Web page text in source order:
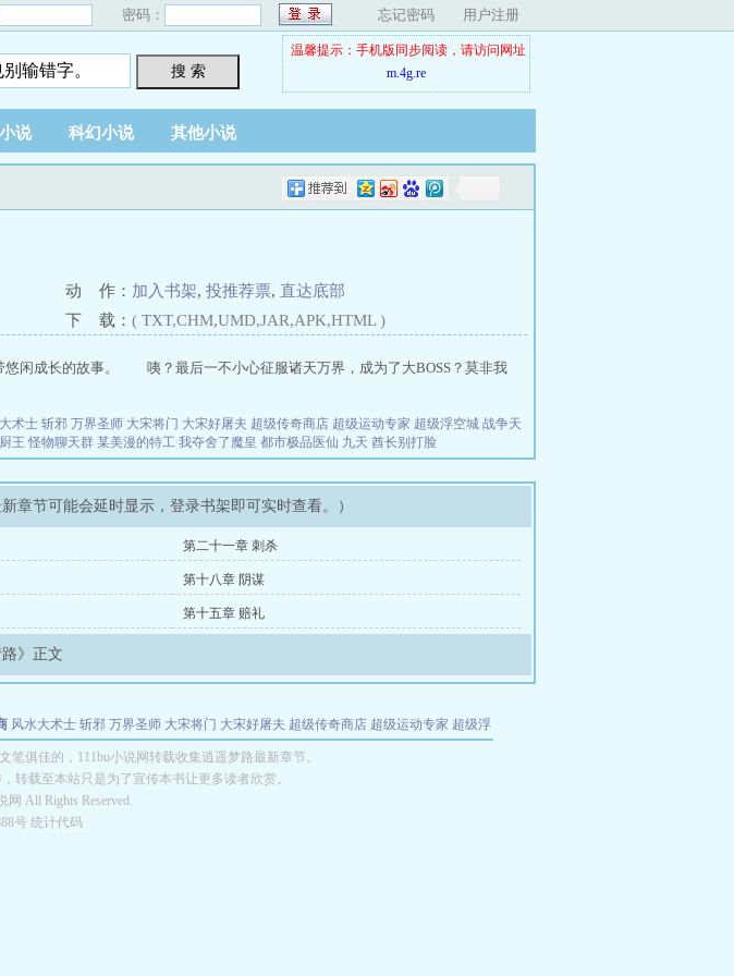
密码： 忘记密码 用户注册
搜 索
温馨提示：手机版同步阅读，请访问网址
m.4g.re
说 科幻小说 其他小说
动 作： 加入书架, 投推荐票, 直达底部
下 载： ( TXT,CHM,UMD,JAR,APK,HTML )
悠闲成长的故事。 咦？最后一不小心征服诸天万界，成为了大BOSS？莫非我
术士 斩邪 万界圣师 大宋将门 大宋好屠夫 超级传奇商店 超级运动专家 超级浮空城 战争天
王 怪物聊天群 某美漫的特工 我夺舍了魔皇 都市极品医仙 九天 酋长别打脸
章节可能会延时显示，登录书架即可实时查看。）
第二十一章 刺杀
第十八章 阴谋
第十五章 赔礼
路》正文
风水大术士 斩邪 万界圣师 大宋将门 大宋好屠夫 超级传奇商店 超级运动专家 超级浮
特效大亨 原始大厨王 怪物聊天群 某美漫的特工 我夺舍了魔皇
打脸
笔俱佳的，111bu小说网转载收集逍遥梦路最新章节。
转载至本站只是为了宣传本书让更多读者欣赏。
网 All Rights Reserved.
号 统计代码